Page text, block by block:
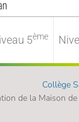
5ème
Collège
de la Maison